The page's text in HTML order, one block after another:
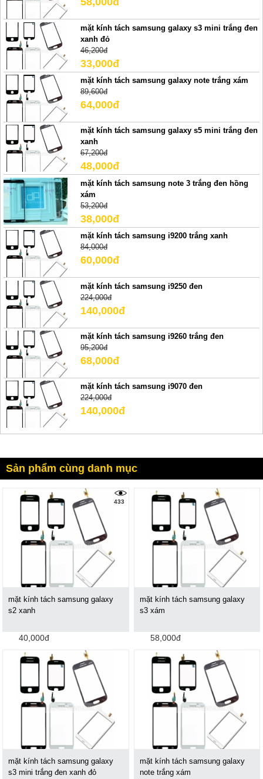
mặt kính tách samsung galaxy s3 mini trắng đen
xanh đỏ
46,200đ
33,000đ
mặt kính tách samsung galaxy note trắng xám
89,600đ
64,000đ
mặt kính tách samsung galaxy s5 mini trắng đen
xanh
67,200đ
48,000đ
mặt kính tách samsung note 3 trắng đen hồng
xám
53,200đ
38,000đ
mặt kính tách samsung i9200 trắng xanh
84,000đ
60,000đ
mặt kính tách samsung i9250 đen
224,000đ
140,000đ
mặt kính tách samsung i9260 trắng đen
95,200đ
68,000đ
mặt kính tách samsung i9070 đen
224,000đ
140,000đ
Sản phẩm cùng danh mục
433
mặt kính tách samsung galaxy
s2 xanh
40,000đ
mặt kính tách samsung galaxy
s3 xám
58,000đ
mặt kính tách samsung galaxy
s3 mini trắng đen xanh đỏ
mặt kính tách samsung galaxy
note trắng xám